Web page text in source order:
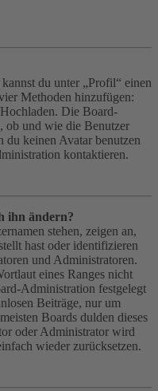
du unter „Profil“ einen
Methoden hinzufügen:
Die Board-
ob und wie die Benutzer
du keinen Avatar benutzen
kontaktieren.
ihn ändern?
stehen, zeigen an,
hast oder identifizieren
und Administratoren.
eines Ranges nicht
Administration festgelegt
Beiträge, nur um
Boards dulden dieses
oder Administrator wird
wieder zurücksetzen.